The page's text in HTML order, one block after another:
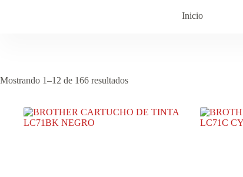
Inicio
Mostrando 1–12 de 166 resultados